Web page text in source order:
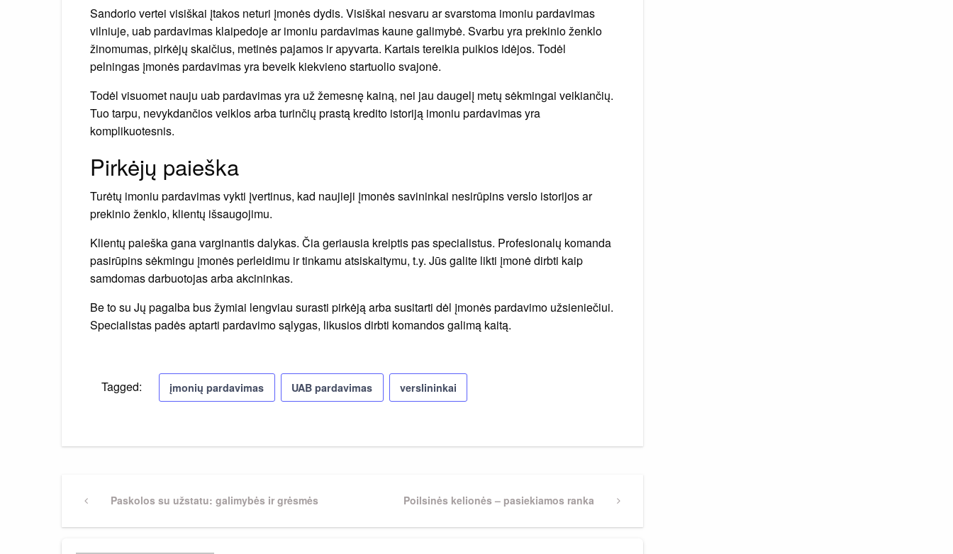
Sandorio vertei visiškai įtakos neturi įmonės dydis. Visiškai nesvaru ar svarstoma imoniu pardavimas
vilniuje, uab pardavimas klaipedoje ar imoniu pardavimas kaune galimybė. Svarbu yra prekinio ženklo
žinomumas, pirkėjų skaičius, metinės pajamos ir apyvarta. Kartais tereikia puikios idėjos. Todėl
pelningas įmonės pardavimas yra beveik kiekvieno startuolio svajonė.
Todėl visuomet nauju uab pardavimas yra už žemesnę kainą, nei jau daugelį metų sėkmingai veikiančių.
Tuo tarpu, nevykdančios veiklos arba turinčių prastą kredito istoriją imoniu pardavimas yra
komplikuotesnis.
Pirkėjų paieška
Turėtų imoniu pardavimas vykti įvertinus, kad naujieji įmonės savininkai nesirūpins verslo istorijos ar
prekinio ženklo, klientų išsaugojimu.
Klientų paieška gana varginantis dalykas. Čia geriausia kreiptis pas specialistus. Profesionalų komanda
pasirūpins sėkmingu įmonės perleidimu ir tinkamu atsiskaitymu, t.y. Jūs galite likti įmonė dirbti kaip
samdomas darbuotojas arba akcininkas.
Be to su Jų pagalba bus žymiai lengviau surasti pirkėją arba susitarti dėl įmonės pardavimo užsieniečiui.
Specialistas padės aptarti pardavimo sąlygas, likusios dirbti komandos galimą kaitą.
Tagged: įmonių pardavimas UAB pardavimas verslininkai
Navigacija
tarp
PreviousPaskolos su užstatu: galimybės ir grėsmės
Next
Poilsinės kelionės – pasiekiamos ranka